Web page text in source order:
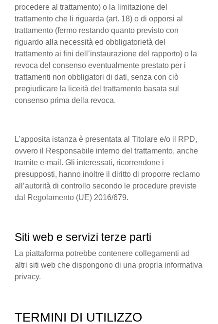
procedere al trattamento) o la limitazione del
trattamento che li riguarda (art. 18) o di opporsi al
trattamento (fermo restando quanto previsto con
riguardo alla necessità ed obbligatorietà del
trattamento ai fini dell’instaurazione del rapporto) o la
revoca del consenso eventualmente prestato per i
trattamenti non obbligatori di dati, senza con ciò
pregiudicare la liceità del trattamento basata sul
consenso prima della revoca.
L'apposita istanza è presentata al Titolare e/o il RPD,
ovvero il Responsabile interno del trattamento, anche
tramite e-mail. Gli interessati, ricorrendone i
presupposti, hanno inoltre il diritto di proporre reclamo
all’autorità di controllo secondo le procedure previste
dal Regolamento (UE) 2016/679.
Siti web e servizi terze parti
La piattaforma potrebbe contenere collegamenti ad
altri siti web che dispongono di una propria informativa
privacy.
TERMINI DI UTILIZZO